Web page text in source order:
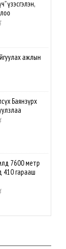
үзэсгэлэн,
ажлын
Баянзүрх
7600 метр
410 гарааш
оролцоог